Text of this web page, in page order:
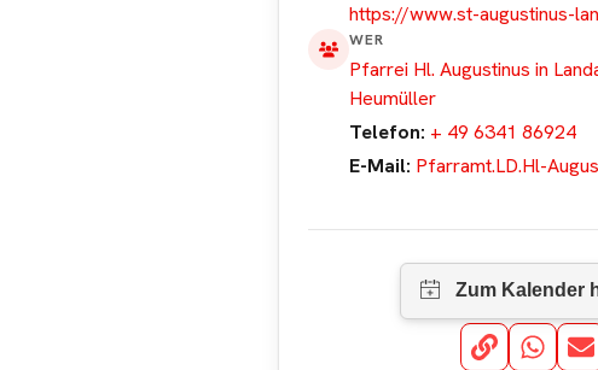
https://www.st-augustinus-
WER
Pfarrei Hl. Augustinus in
Heumüller
Telefon: + 49 6341 86924
E-Mail: Pfarramt.LD.Hl-